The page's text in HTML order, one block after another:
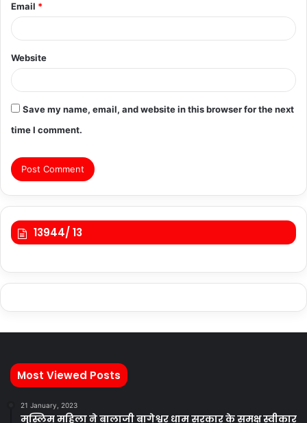
Email *
Website
Save my name, email, and website in this browser for the next
time I comment.
13944/ 13
Most Viewed Posts
21 January, 2023
मुस्लिम महिला ने बालाजी बागेश्वर धाम सरकार के समक्ष स्वीकार